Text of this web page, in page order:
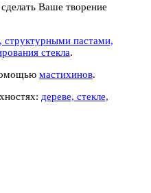
Ваше творение
структурными пастами,
стекла.
мастихинов.
дереве, стекле,